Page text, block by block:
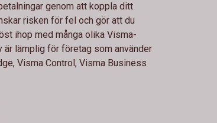
genom att koppla ditt
risken för fel och gör att du
ihop med många olika Visma-
är lämplig för företag som använder
Visma Control, Visma Business